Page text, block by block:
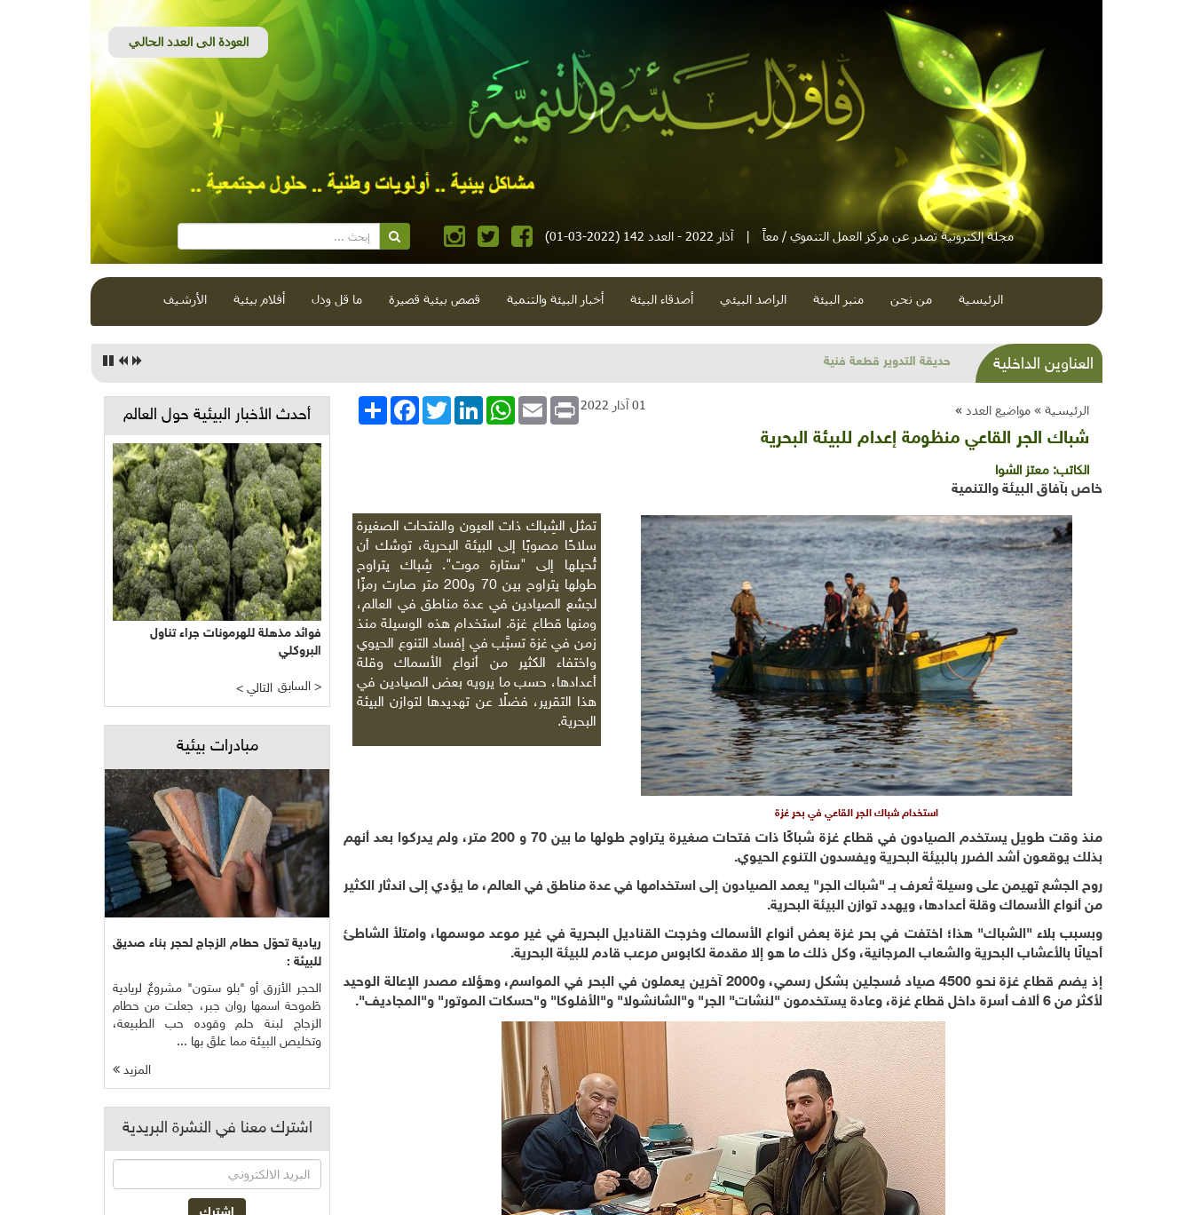
مجلة إلكترونية تصدر عن مركز العمل التنموي / معاً | آذار 2022 - العدد 142 (2022-03-01)
الرئيسية من نحن منبر البيئة الراصد البيئي أصدقاء البيئة أخبار البيئة والتنمية قصص بيئية قصيرة ما قل ودل أفلام بيئية الأرشيف
العناوين الداخلية الاتجاه العالمي نحو الهاوية
الرئيسية » مواضيع العدد » انشر
FacebookTwitterLinkedInWhatsApp Email Print 01 آذار 2022
شباك الجر القاعي منظومة إعدام للبيئة البحرية
الكاتب: معتز الشوا
خاص بآفاق البيئة والتنمية
تمثل الشِباك ذات العيون والفتحات الصغيرة
سلاحًا مصوبًا إلى البيئة البحرية، توشك أن
تُحيلها إلى "ستارة موت". شِباك يتراوح
طولها يتراوح بين 70 و200 متر صارت رمزًا
لجشع الصيادين في عدة مناطق في العالم،
ومنها قطاع غزة. استخدام هذه الوسيلة منذ
زمن في غزة تسبَّب في إفساد التنوع الحيوي
واختفاء الكثير من أنواع الأسماك وقلة
أعدادها، حسب ما يرويه بعض الصيادين في
هذا التقرير، فضلًا عن تهديدها لتوازن البيئة
البحرية.
استخدام شباك الجر القاعي في بحر غزة
منذ وقت طويل يستخدم الصيادون في قطاع غزة شباكًا ذات فتحات صغيرة يتراوح طولها ما بين 70 و 200 متر، ولم يدركوا بعد أنهم
بذلك يوقعون أشد الضرر بالبيئة البحرية ويفسدون التنوع الحيوي.
روح الجشع تهيمن على وسيلة تُعرف بــ "شباك الجر" يعمد الصيادون إلى استخدامها في عدة مناطق في العالم، ما يؤدي إلى اندثار الكثير
من أنواع الأسماك وقلة أعدادها، ويهدد توازن البيئة البحرية.
وبسبب بلاء "الشباك" هذا؛ اختفت في بحر غزة بعض أنواع الأسماك وخرجت القناديل البحرية في غير موعد موسمها، وامتلأ الشاطئ
أحيانًا بالأعشاب البحرية والشعاب المرجانية، وكل ذلك ما هو إلا مقدمة لكابوس مرعب قادم للبيئة البحرية.
إذ يضم قطاع غزة نحو 4500 صياد مُسجلين بشكل رسمي، و2000 آخرين يعملون في البحر في المواسم، وهؤلاء مصدر الإعالة الوحيد
لأكثر من 6 ألاف أسرة داخل قطاع غزة، وعادة يستخدمون "لنشات" الجر" و"الشانشولا" و"الأفلوكا" و"حسكات الموتور" و"المجاديف".
أحدث الأخبار البيئية حول العالم
فوائد مذهلة للهرمونات جراء تناول
البروكلي
< التالي السابق >
مبادرات بيئية
ريادية تحوّل حطام الزجاج لحجر بناء صديق
للبيئة :
الحجر الأزرق أو "بلو ستون" مشروعٌ لريادية
طَموحة اسمها روان جبر، جعلت من حطام
الزجاج لبنة حلم وقوده حب الطبيعة،
وتخليص البيئة مما علقَ بها ...
المزيد
اشترك معنا في النشرة البريدية